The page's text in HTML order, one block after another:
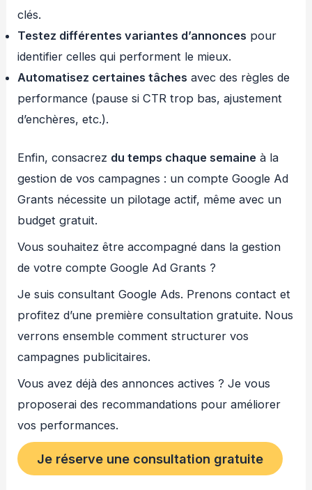
clés.
Testez différentes variantes d’annonces pour
identifier celles qui performent le mieux.
Automatisez certaines tâches avec des règles de
performance (pause si CTR trop bas, ajustement
d’enchères, etc.).
Enfin, consacrez du temps chaque semaine à la
gestion de vos campagnes : un compte Google Ad
Grants nécessite un pilotage actif, même avec un
budget gratuit.
Vous souhaitez être accompagné dans la gestion
de votre compte Google Ad Grants ?
Je suis consultant Google Ads. Prenons contact et
profitez d’une première consultation gratuite. Nous
verrons ensemble comment structurer vos
campagnes publicitaires.
Vous avez déjà des annonces actives ? Je vous
proposerai des recommandations pour améliorer
vos performances.
Je réserve une consultation gratuite